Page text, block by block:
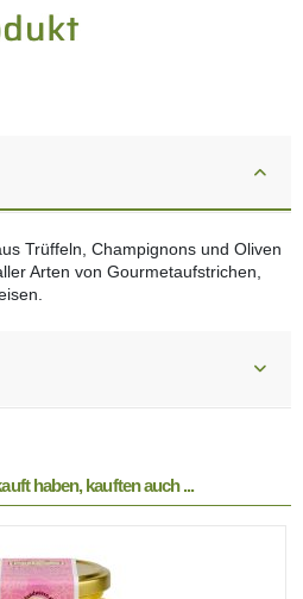
Trüffeln, Champignons und Oliven
Arten von Gourmetaufstrichen,
haben, kauften auch ...